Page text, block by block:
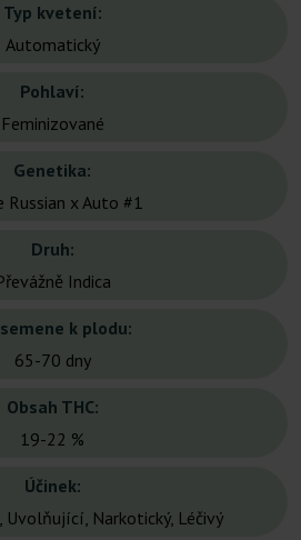
Typ kvetení:
Automatický
Pohlaví:
Feminizované
Genetika:
Russian x Auto #1
Druh:
Indica
k plodu:
65-70 dny
Obsah THC:
19-22 %
Účinek:
Uvolňující, Narkotický, Léčivý